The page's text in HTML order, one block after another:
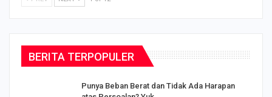
BERITA TERPOPULER
atas Persoalan? Yuk,…